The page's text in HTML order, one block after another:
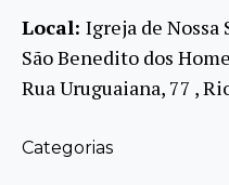
Local: Igreja de Nossa
São Benedito dos
Rua Uruguaiana, 77 ,
Categorias